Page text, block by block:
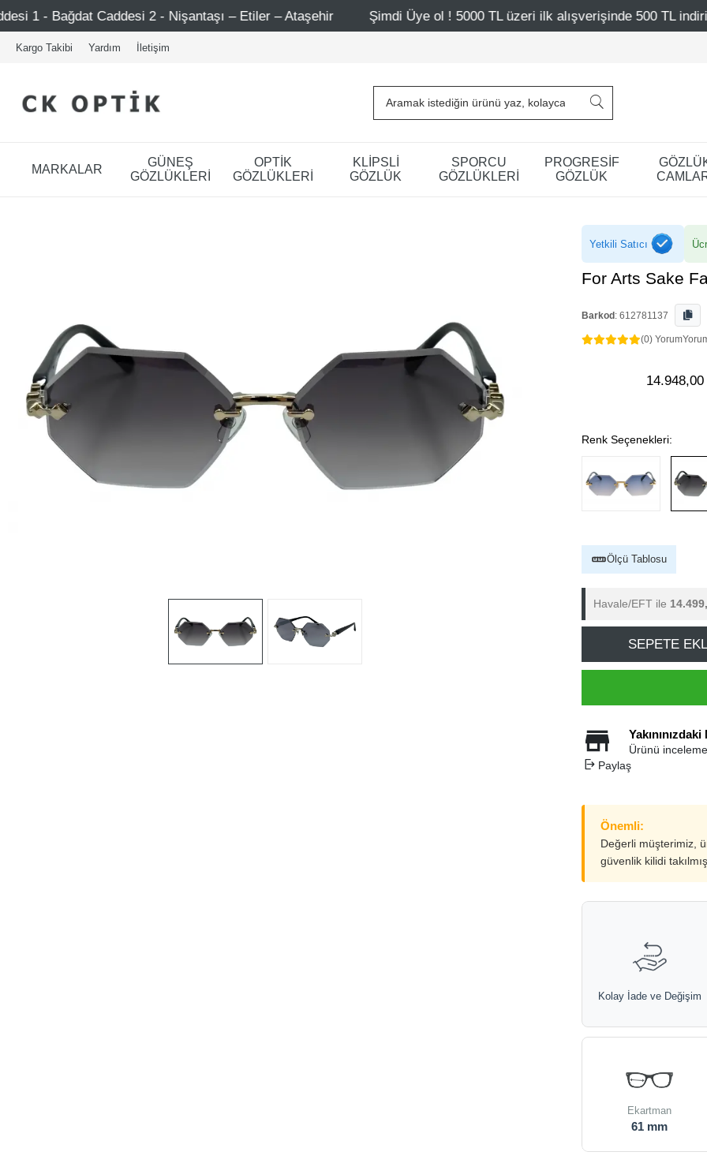
2 - Nişantaşı – Etiler – Ataşehir Şimdi Üye ol ! 5000 TL üzeri ilk alışverişinde 500 TL indirim
Kargo Takibi Yardım İletişim
MARKALAR
GÜNEŞ
GÖZLÜKLERİ
OPTİK
GÖZLÜKLERİ
KLİPSLİ
GÖZLÜK
SPORCU
GÖZLÜKLERİ
PROGRESİF
GÖZLÜK
Yetkili Satıcı
For Arts Sake
Barkod : 612781137
(0) Yorum
14.948,00
Renk Seçenekleri:
Ölçü Tablosu
Havale/EFT ile
SEPETE
Ürünü
Paylaş
Önemli:
Değerli müşterimiz,
güvenlik kilidi
Kolay İade ve Değişim
Ekartman
61 mm